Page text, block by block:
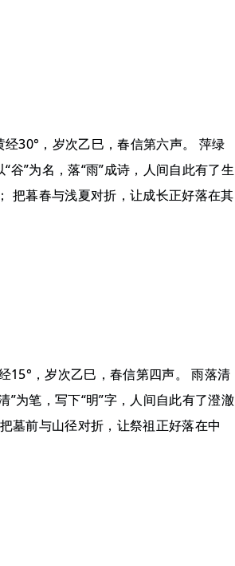
30°，岁次乙巳，春信第六声。 萍绿
”为名，落“雨”成诗，人间自此有了生
把暮春与浅夏对折，让成长正好落在其
15°，岁次乙巳，春信第四声。 雨落清
为笔，写下“明”字，人间自此有了澄澈
墓前与山径对折，让祭祖正好落在中